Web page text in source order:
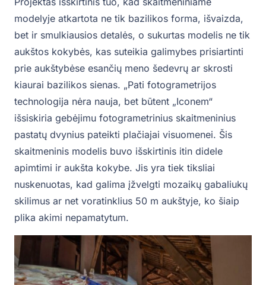
modelyje atkartota ne tik bazilikos forma, išvaizda,
bet ir smulkiausios detalės, o sukurtas modelis ne tik
aukštos kokybės, kas suteikia galimybes prisiartinti
prie aukštybėse esančių meno šedevrų ar skrosti
kiaurai bazilikos sienas. „Pati fotogrametrijos
technologija nėra nauja, bet būtent „Iconem“
išsiskiria gebėjimu fotogrametrinius skaitmeninius
pastatų dvynius pateikti plačiajai visuomenei. Šis
skaitmeninis modelis buvo išskirtinis itin didele
apimtimi ir aukšta kokybe. Jis yra tiek tiksliai
nuskenuotas, kad galima įžvelgti mozaikų gabaliukų
skilimus ar net voratinklius 50 m aukštyje, ko šiaip
plika akimi nepamatytum.